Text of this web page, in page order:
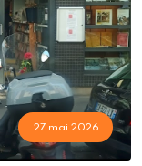
27 mai 2026